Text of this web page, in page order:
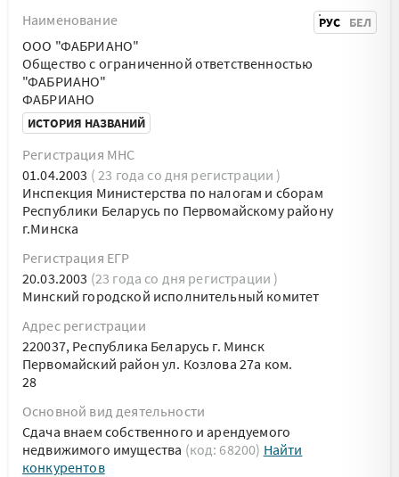
Наименование
РУС БЕЛ
ООО "ФАБРИАНО"
Общество с ограниченной ответственностью
"ФАБРИАНО"
ФАБРИАНО
ИСТОРИЯ НАЗВАНИЙ
Регистрация МНС
01.04.2003 ( 23 года со дня регистрации )
Инспекция Министерства по налогам и сборам
Республики Беларусь по Первомайскому району
г.Минска
Регистрация ЕГР
20.03.2003 (23 года со дня регистрации )
Минский городской исполнительный комитет
Адрес регистрации
220037, Республика Беларусь г. Минск
Первомайский район ул. Козлова 27а ком.
28
Основной вид деятельности
Сдача внаем собственного и арендуемого
недвижимого имущества (код: 68200) Найти
конкурентов